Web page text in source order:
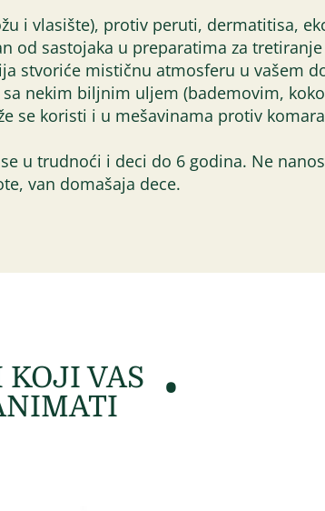
i vlasište), protiv peruti, dermatitisa,
od sastojaka u preparatima za
mističnu atmosferu u vašem
nekim biljnim uljem (bademovim,
se koristi i u mešavinama protiv
u trudnoći i deci do 6 godina. Ne
van domašaja dece.
KOJI VAS